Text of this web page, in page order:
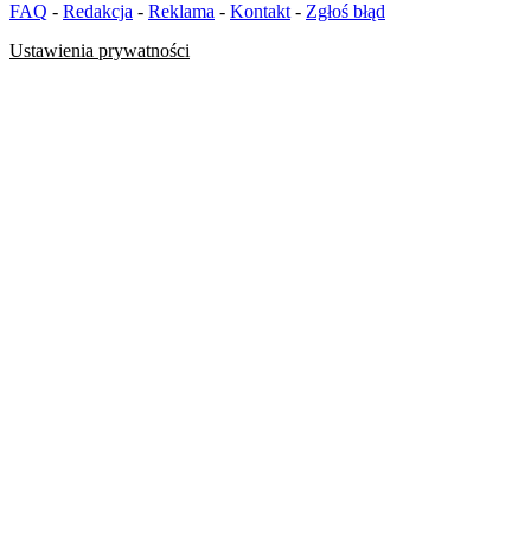
FAQ - Redakcja - Reklama - Kontakt - Zgłoś błąd
Ustawienia prywatności